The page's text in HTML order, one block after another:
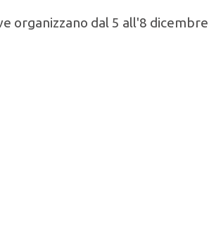
organizzano dal 5 all'8